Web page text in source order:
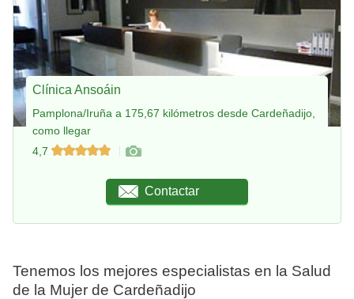
Clínica Ansoáin
Pamplona/Iruña a 175,67 kilómetros desde Cardeñadijo,
como llegar
4,7
Contactar
Tenemos los mejores especialistas en la Salud
de la Mujer de Cardeñadijo